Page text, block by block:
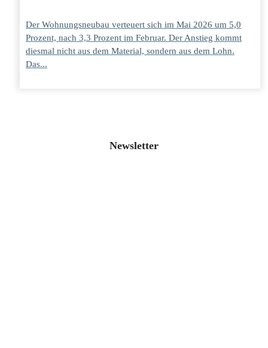
Der Wohnungsneubau verteuert sich im Mai 2026 um 5,0
Prozent, nach 3,3 Prozent im Februar. Der Anstieg kommt
diesmal nicht aus dem Material, sondern aus dem Lohn.
Das...
Newsletter